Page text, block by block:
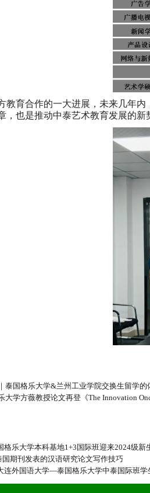
教育合作的一大进展，未来几年
，也是推动中泰艺术教育发展的新
泰国格乐大学&兰州工业学院交换生留学的
大学方薇教授论文再登《The Innovation
格乐大学本科基地1+3国际班迎来2024级新
期刊发表的汉语研究论文写作技巧
连外国语大学—泰国格乐大学中泰国际班